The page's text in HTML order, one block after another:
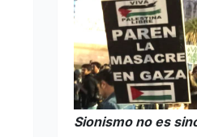
Sionismo no es